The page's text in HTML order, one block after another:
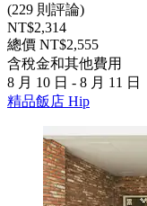
(229 則評論)
NT$2,314
總價 NT$2,555
含稅金和其他費用
8 月 10 日 - 8 月 11 日
精品飯店 Hip